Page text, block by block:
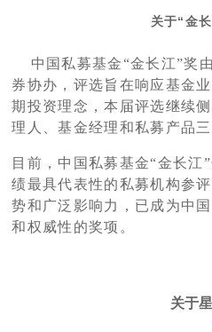
关于“金
中国私募基金“金长江”奖
券协办，评选旨在响应基金
期投资理念，本届评选继续
理人、基金经理和私募产品
目前，中国私募基金“金长江
绩最具代表性的私募机构参
势和广泛影响力，已成为中
和权威性的奖项。
关于星